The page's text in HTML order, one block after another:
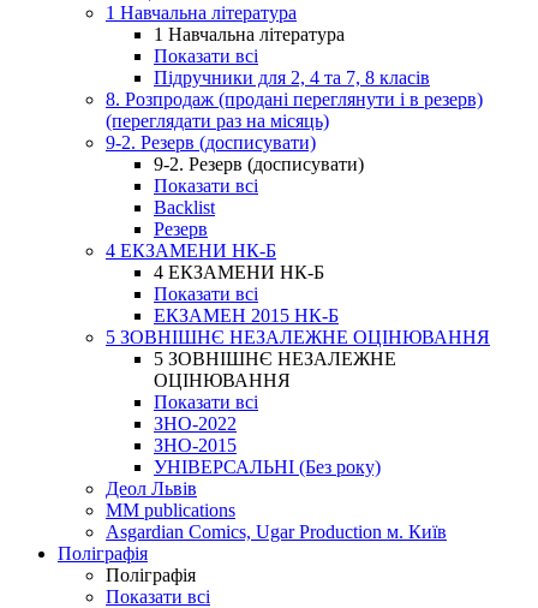
1 Навчальна література
1 Навчальна література
Показати всі
Підручники для 2, 4 та 7, 8 класів
8. Розпродаж (продані переглянути і в резерв)
(переглядати раз на місяць)
9-2. Резерв (досписувати)
9-2. Резерв (досписувати)
Показати всі
Backlist
Резерв
4 ЕКЗАМЕНИ НК-Б
4 ЕКЗАМЕНИ НК-Б
Показати всі
ЕКЗАМЕН 2015 НК-Б
5 ЗОВНІШНЄ НЕЗАЛЕЖНЕ ОЦІНЮВАННЯ
5 ЗОВНІШНЄ НЕЗАЛЕЖНЕ
ОЦІНЮВАННЯ
Показати всі
ЗНО-2022
ЗНО-2015
УНІВЕРСАЛЬНІ (Без року)
Деол Львів
MM publications
Asgardian Comics, Ugar Production м. Київ
Поліграфія
Поліграфія
Показати всі